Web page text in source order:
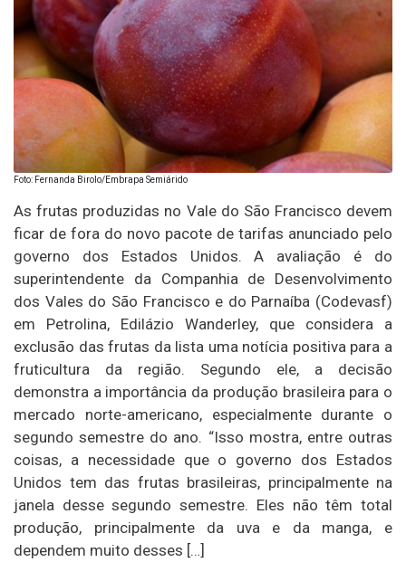
Foto: Fernanda Birolo/Embrapa Semiárido
As frutas produzidas no Vale do São Francisco devem
ficar de fora do novo pacote de tarifas anunciado pelo
governo dos Estados Unidos. A avaliação é do
superintendente da Companhia de Desenvolvimento
dos Vales do São Francisco e do Parnaíba (Codevasf)
em Petrolina, Edilázio Wanderley, que considera a
exclusão das frutas da lista uma notícia positiva para a
fruticultura da região. Segundo ele, a decisão
demonstra a importância da produção brasileira para o
mercado norte-americano, especialmente durante o
segundo semestre do ano. “Isso mostra, entre outras
coisas, a necessidade que o governo dos Estados
Unidos tem das frutas brasileiras, principalmente na
janela desse segundo semestre. Eles não têm total
produção, principalmente da uva e da manga, e
dependem muito desses […]